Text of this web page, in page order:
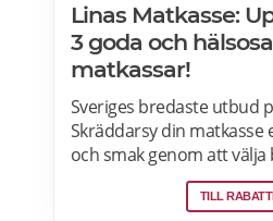
Linas Matkasse:
3 goda och
matkassar!
Sveriges bredaste utbud
Skräddarsy din matkasse
och smak genom att välja
rätter – varje vecka! Din
direkt till din dörr. Du kan
TILL